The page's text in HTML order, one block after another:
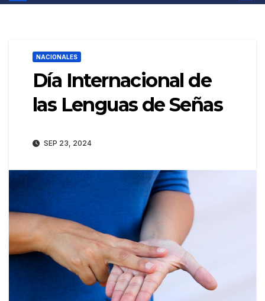
NACIONALES
Día Internacional de
las Lenguas de Señas
SEP 23, 2024